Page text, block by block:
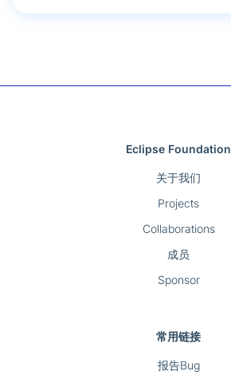
Eclipse Foundation
关于我们
Projects
Collaborations
成员
Sponsor
常用链接
报告Bug